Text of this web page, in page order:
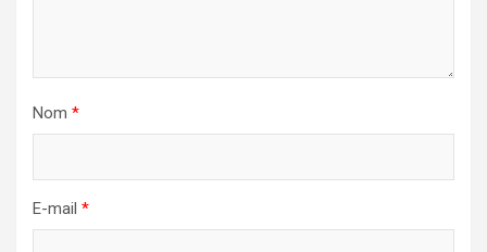
Nom *
E-mail *